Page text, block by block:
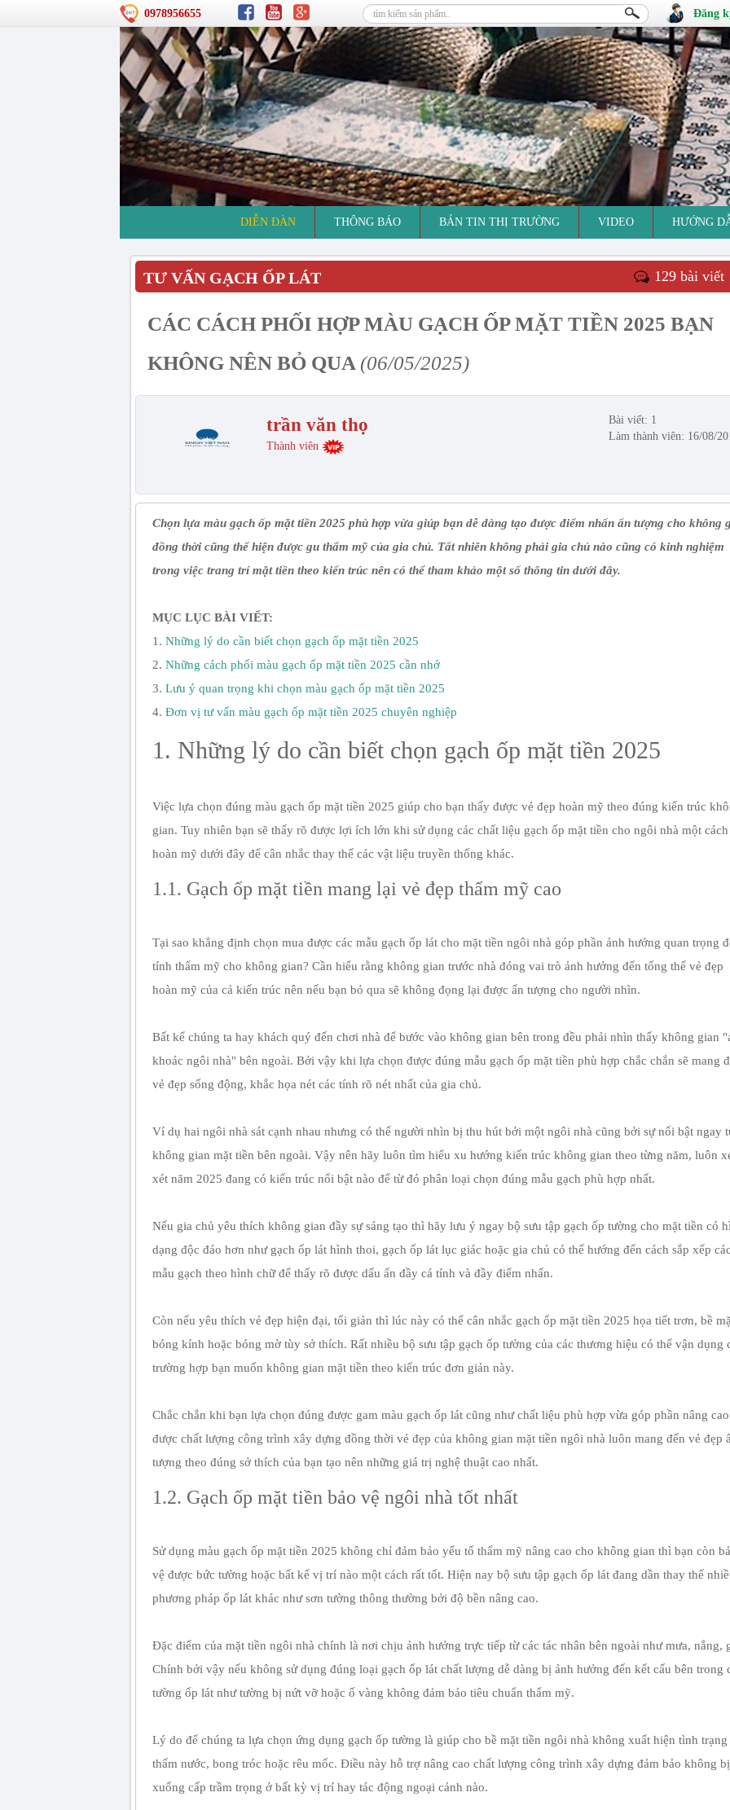
0978956655 Đăng
DIỄN ĐÀN THÔNG BÁO BẢN TIN THỊ TRƯỜNG VIDEO HƯỚNG
TƯ VẤN GẠCH ỐP LÁT 129 bài viết
CÁC CÁCH PHỐI HỢP MÀU GẠCH ỐP MẶT TIỀN 2025 BẠN
KHÔNG NÊN BỎ QUA (06/05/2025)
trần văn thọ
Thành viên
Bài viết: 1
Làm thành viên: 16/08/
Chọn lựa màu gạch ốp mặt tiền 2025 phù hợp vừa giúp bạn dễ dàng tạo được điểm nhấn ấn tượng cho không
đồng thời cũng thể hiện được gu thẩm mỹ của gia chủ. Tất nhiên không phải gia chủ nào cũng có kinh nghiệm
trong việc trang trí mặt tiền theo kiến trúc nên có thể tham khảo một số thông tin dưới đây.
MỤC LỤC BÀI VIẾT:
1. Những lý do cần biết chọn gạch ốp mặt tiền 2025
2. Những cách phối màu gạch ốp mặt tiền 2025 cần nhớ
3. Lưu ý quan trọng khi chọn màu gạch ốp mặt tiền 2025
4. Đơn vị tư vấn màu gạch ốp mặt tiền 2025 chuyên nghiệp
1. Những lý do cần biết chọn gạch ốp mặt tiền 2025
Việc lựa chọn đúng màu gạch ốp mặt tiền 2025 giúp cho bạn thấy được vẻ đẹp hoàn mỹ theo đúng kiến trúc
gian. Tuy nhiên bạn sẽ thấy rõ được lợi ích lớn khi sử dụng các chất liệu gạch ốp mặt tiền cho ngôi nhà một cách
hoàn mỹ dưới đây để cân nhắc thay thế các vật liệu truyền thống khác.
1.1. Gạch ốp mặt tiền mang lại vẻ đẹp thẩm mỹ cao
Tại sao khẳng định chọn mua được các mẫu gạch ốp lát cho mặt tiền ngôi nhà góp phần ảnh hưởng quan trọng
tính thẩm mỹ cho không gian? Cần hiểu rằng không gian trước nhà đóng vai trò ảnh hưởng đến tổng thể vẻ đẹp
hoàn mỹ của cả kiến trúc nên nếu bạn bỏ qua sẽ không đọng lại được ấn tượng cho người nhìn.
Bất kể chúng ta hay khách quý đến chơi nhà để bước vào không gian bên trong đều phải nhìn thấy không gian
khoác ngôi nhà" bên ngoài. Bởi vậy khi lựa chọn được đúng mẫu gạch ốp mặt tiền phù hợp chắc chắn sẽ mang
vẻ đẹp sống động, khắc họa nét các tính rõ nét nhất của gia chủ.
Ví dụ hai ngôi nhà sát cạnh nhau nhưng có thể người nhìn bị thu hút bởi một ngôi nhà cũng bởi sự nổi bật ngay
không gian mặt tiền bên ngoài. Vậy nên hãy luôn tìm hiểu xu hướng kiến trúc không gian theo từng năm, luôn
xét năm 2025 đang có kiến trúc nổi bật nào để từ đó phân loại chọn đúng mẫu gạch phù hợp nhất.
Nếu gia chủ yêu thích không gian đầy sự sáng tạo thì hãy lưu ý ngay bộ sưu tập gạch ốp tường cho mặt tiền có
dạng độc đáo hơn như gạch ốp lát hình thoi, gạch ốp lát lục giác hoặc gia chủ có thể hướng đến cách sắp xếp các
mẫu gạch theo hình chữ để thấy rõ được dấu ấn đầy cá tính và đầy điểm nhấn.
Còn nếu yêu thích vẻ đẹp hiện đại, tối giản thì lúc này có thể cân nhắc gạch ốp mặt tiền 2025 họa tiết trơn, bề
bóng kính hoặc bóng mờ tùy sở thích. Rất nhiều bộ sưu tập gạch ốp tường của các thương hiệu có thể vận dụng
trường hợp bạn muốn không gian mặt tiền theo kiến trúc đơn giản này.
Chắc chắn khi bạn lựa chọn đúng được gam màu gạch ốp lát cũng như chất liệu phù hợp vừa góp phần nâng cao
được chất lượng công trình xây dựng đồng thời vẻ đẹp của không gian mặt tiền ngôi nhà luôn mang đến vẻ đẹp
tượng theo đúng sở thích của bạn tạo nên những giá trị nghệ thuật cao nhất.
1.2. Gạch ốp mặt tiền bảo vệ ngôi nhà tốt nhất
Sử dụng màu gạch ốp mặt tiền 2025 không chỉ đảm bảo yếu tố thẩm mỹ nâng cao cho không gian thì bạn còn
vệ được bức tường hoặc bất kể vị trí nào một cách rất tốt. Hiện nay bộ sưu tập gạch ốp lát đang dần thay thế
phương pháp ốp lát khác như sơn tường thông thường bởi độ bền nâng cao.
Đặc điểm của mặt tiền ngôi nhà chính là nơi chịu ảnh hưởng trực tiếp từ các tác nhân bên ngoài như mưa, nắng,
Chính bởi vậy nếu không sử dụng đúng loại gạch ốp lát chất lượng dễ dàng bị ảnh hưởng đến kết cấu bên trong
tường ốp lát như tường bị nứt vỡ hoặc ố vàng không đảm bảo tiêu chuẩn thẩm mỹ.
Lý do để chúng ta lựa chọn ứng dụng gạch ốp tường là giúp cho bề mặt tiền ngôi nhà không xuất hiện tình trạng
thấm nước, bong tróc hoặc rêu mốc. Điều này hỗ trợ nâng cao chất lượng công trình xây dựng đảm bảo không bị
xuống cấp trầm trọng ở bất kỳ vị trí hay tác động ngoại cảnh nào.